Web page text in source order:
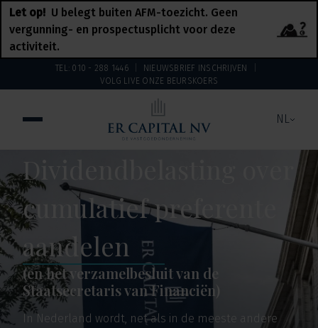
TEL: 010 - 288 1446
NIEUWSBRIEF INSCHRIJVEN
VOLG LIVE ONZE BEURSKOERS
NL
Let op! U belegt buiten AFM-toezicht. Geen
vergunning- en prospectusplicht voor deze
activiteit.
Dividendbelasting over
cumulatief preferente
aandelen
(en het verzamelbesluit van de
Staatsecretaris van Financiën)
In Nederland wordt, net als in de meeste andere